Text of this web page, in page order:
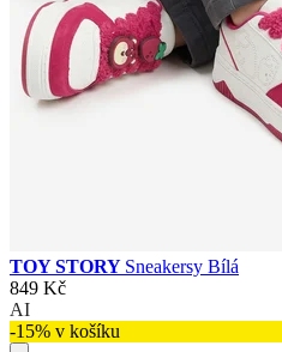
TOY STORY Sneakersy Bílá
849 Kč
AI
-15% v košíku